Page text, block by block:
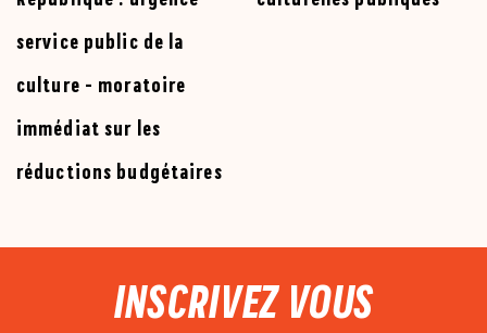
service public de la
culture - moratoire
immédiat sur les
réductions budgétaires
INSCRIVEZ VOUS